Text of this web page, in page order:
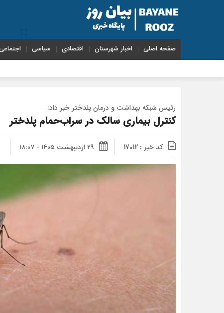
صفحه اصلی اخبار شهرستان اقتصادی سیاسی
رئیس شبکه بهداشت و درمان پلدختر خبر داد:
کنترل بیماری سالک در سراب‌حمام پلدختر
کد خبر : 17012 ۲۹ اردیبهشت ۱۴۰۵ - ۱۸:۰۷